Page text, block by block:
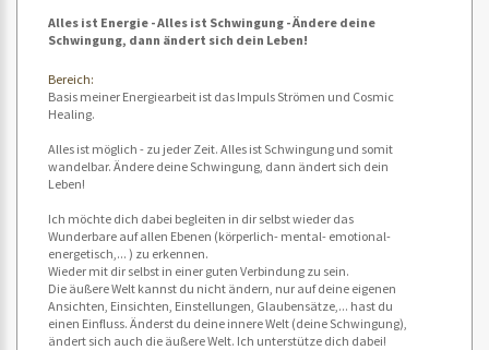
Alles ist Energie - Alles ist Schwingung - Ändere deine
Schwingung, dann ändert sich dein Leben!
Bereich:
Basis meiner Energiearbeit ist das Impuls Strömen und Cosmic
Healing.
Alles ist möglich - zu jeder Zeit. Alles ist Schwingung und somit
wandelbar. Ändere deine Schwingung, dann ändert sich dein
Leben!
Ich möchte dich dabei begleiten in dir selbst wieder das
Wunderbare auf allen Ebenen (körperlich- mental- emotional-
energetisch,... ) zu erkennen.
Wieder mit dir selbst in einer guten Verbindung zu sein.
Die äußere Welt kannst du nicht ändern, nur auf deine eigenen
Ansichten, Einsichten, Einstellungen, Glaubensätze,... hast du
einen Einfluss. Änderst du deine innere Welt (deine Schwingung),
ändert sich auch die äußere Welt. Ich unterstütze dich dabei!